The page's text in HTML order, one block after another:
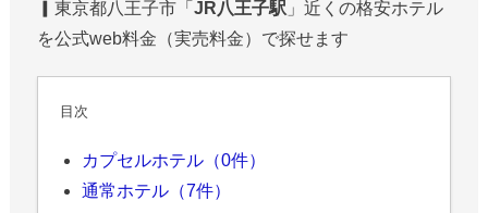
▎東京都八王子市「 JR八王子駅 」近くの格安ホテル
を公式web料金（実売料金）で探せます
目次
カプセルホテル（0件）
通常ホテル（7件）